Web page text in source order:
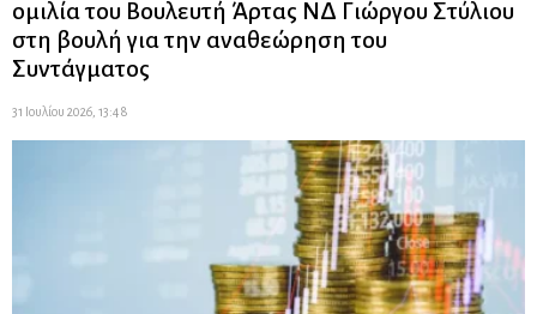
ομιλία του Βουλευτή Άρτας ΝΔ Γιώργου Στύλιου
στη βουλή για την αναθεώρηση του
Συντάγματος
31 Ιουλίου 2026, 13:48